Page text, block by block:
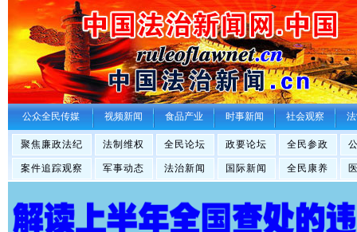
>
公众全民传媒 视频新闻 食品产业 时事新闻 社会观察
聚焦廉政法纪 法制维权 全民论坛 政要论坛 全民参政
案件追踪观察 军事动态 法治新闻 国际新闻 全民康养